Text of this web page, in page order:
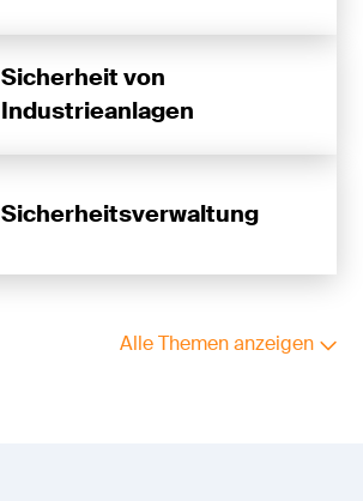
Sicherheit von
Industrieanlagen
Sicherheitsverwaltung
Alle Themen anzeigen